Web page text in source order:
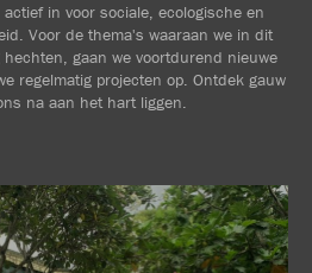
in voor sociale, ecologische en
Voor de thema's waaraan we in dit
gaan we voortdurend nieuwe
regelmatig projecten op. Ontdek gauw
na aan het hart liggen.